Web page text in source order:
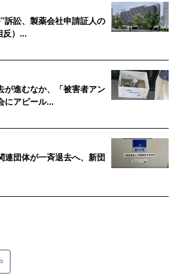
み まさのり)。拝。
訴訟、製薬会社申請証人の
反）...
が進むなか、「被害者アン
にアピール...
連団体が一斉退去へ、新団